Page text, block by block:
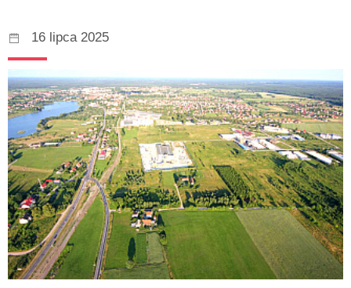
16 lipca 2025